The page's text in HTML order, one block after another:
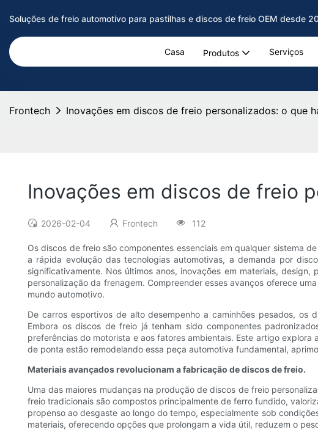
Soluções de freio automotivo para pastilhas e discos de freio OEM desde
Casa Produtos Serviços
Frontech Inovações em discos de freio personalizados: o que
Inovações em discos de freio
2026-02-04 Frontech 112
Os discos de freio são componentes essenciais em qualquer sistema
a rápida evolução das tecnologias automotivas, a demanda por
significativamente. Nos últimos anos, inovações em materiais,
personalização da frenagem. Compreender esses avanços oferece
mundo automotivo.
De carros esportivos de alto desempenho a caminhões pesados, os
Embora os discos de freio já tenham sido componentes
preferências do motorista e aos fatores ambientais. Este artigo
de ponta estão remodelando essa peça automotiva fundamental,
Materiais avançados revolucionam a fabricação de discos de freio.
Uma das maiores mudanças na produção de discos de freio
freio tradicionais são compostos principalmente de ferro fundido,
propenso ao desgaste ao longo do tempo, especialmente sob
materiais, oferecendo opções que prolongam a vida útil, reduzem o